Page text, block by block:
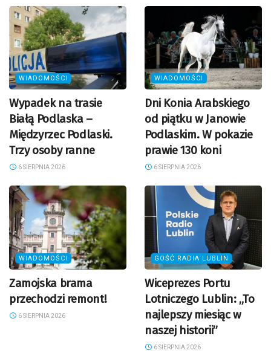
WIADOMOŚCI
Wypadek na trasie
Białą Podlaska –
Międzyrzec Podlaski.
Trzy osoby ranne
6 SIERPNIA 2026
WIADOMOŚCI
Dni Konia Arabskiego
od piątku w Janowie
Podlaskim. W pokazie
prawie 130 koni
6 SIERPNIA 2026
WIADOMOŚCI
Zamojska brama
przechodzi remont!
6 SIERPNIA 2026
GOŚĆ RADIA LUBLIN
Wiceprezes Portu
Lotniczego Lublin: „To
najlepszy miesiąc w
naszej historii”
6 SIERPNIA 2026